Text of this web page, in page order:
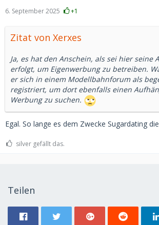
6. September 2025 +1
Zitat von Xerxes
Ja, es hat den Anschein, als sei hier seine
erfolgt, um Eigenwerbung zu betreiben.
er sich in einem Modellbahnforum als
registriert, um dort ebenfalls einen
Werbung zu suchen.
Egal. So lange es dem Zwecke Sugardating
silver gefällt das.
Teilen